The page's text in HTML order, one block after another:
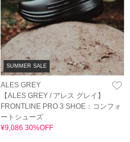
SUMMER SALE
ALES GREY
【ALES GREY / アレス グレイ】
FRONTLINE PRO 3 SHOE：コンフォ
ートシューズ
¥9,086 30%OFF